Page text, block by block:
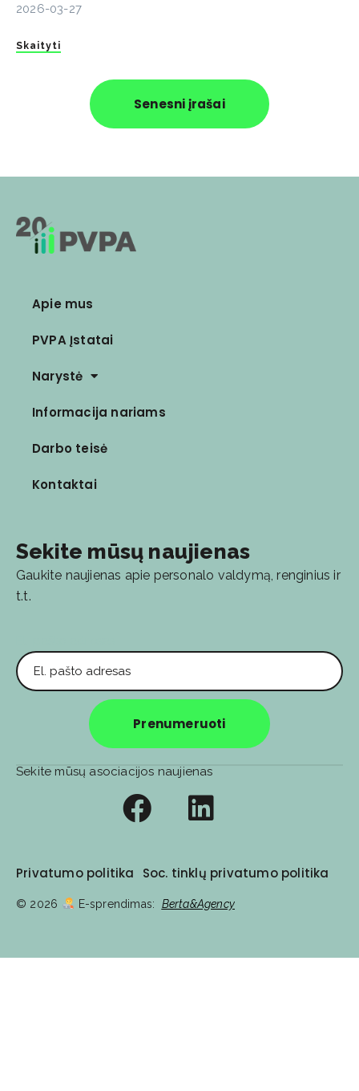
2026-03-27
Skaityti
Senesni įrašai
Apie mus
PVPA Įstatai
Narystė
Informacija nariams
Darbo teisė
Kontaktai
Sekite mūsų naujienas
Gaukite naujienas apie personalo valdymą, renginius ir
t.t.
Prenumeruoti
Privatumo politika Soc. tinklų privatumo politika
© 2026 E-sprendimas: Berta&Agency
Sekite mūsų asociacijos naujienas